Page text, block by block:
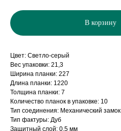
В корзину
Цвет: Светло-серый
Вес упаковки: 21,3
Ширина планки: 227
Длина планки: 1220
Толщина планки: 7
Количество планок в упаковке: 10
Тип соединения: Механический замок
Тип фактуры: Дуб
Защитный слой: 0,5 мм